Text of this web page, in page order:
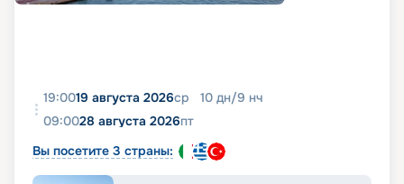
19:0019 августа 2026ср 10 дн/9 нч
09:0028 августа 2026пт
Вы посетите 3 страны: